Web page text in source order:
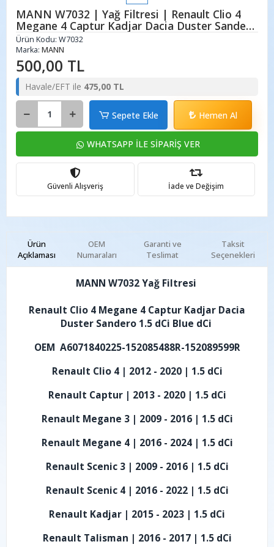
MANN W7032 | Yağ Filtresi | Renault Clio 4
Megane 4 Captur Kadjar Dacia Duster Sandero
1.5 dCi Blue dCi
Ürün Kodu: W7032
Marka: MANN
500,00 TL
Havale/EFT ile 475,00 TL
Sepete Ekle Hemen Al
WHATSAPP İLE SİPARİŞ VER
Güvenli Alışveriş İade ve Değişim
Ürün
Açıklaması
Garanti ve
Teslimat
Taksit
Seçenekleri
OEM
Numaraları
MANN W7032 Yağ Filtresi
Renault Clio 4 Megane 4 Captur Kadjar Dacia
Duster Sandero 1.5 dCi Blue dCi
OEM A6071840225-152085488R-152089599R
Renault Clio 4 | 2012 - 2020 | 1.5 dCi
Renault Captur | 2013 - 2020 | 1.5 dCi
Renault Megane 3 | 2009 - 2016 | 1.5 dCi
Renault Megane 4 | 2016 - 2024 | 1.5 dCi
Renault Scenic 3 | 2009 - 2016 | 1.5 dCi
Renault Scenic 4 | 2016 - 2022 | 1.5 dCi
Renault Kadjar | 2015 - 2023 | 1.5 dCi
Renault Talisman | 2016 - 2017 | 1.5 dCi